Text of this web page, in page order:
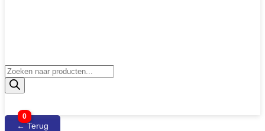
Producten
zoeken
0
← Terug